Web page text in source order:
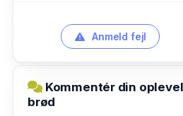
Anmeld fejl
Kommentér din
brød